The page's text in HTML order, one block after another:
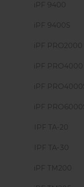
iPF 9400
iPF 9400S
iPF PRO2000
iPF PRO4000
iPF
iPF
IPF TA-20
IPF TA-30
iPF TM200